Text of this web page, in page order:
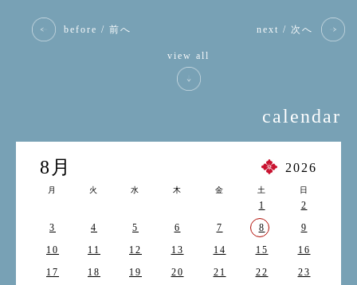
before / 前へ next / 次へ
view all
calendar
8月 2026
月 火 水 木 金 土 日
1
2
3
4 5 6 7 8
9
10
11 12 13 14 15
16
17
18 19 20 21 22
23